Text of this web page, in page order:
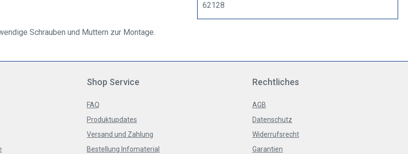
Schrauben und Muttern zur Montage.
62128
Shop Service
FAQ
Produktupdates
Versand und Zahlung
Bestellung Infomaterial
Rechtliches
AGB
Datenschutz
Widerrufsrecht
Garantien